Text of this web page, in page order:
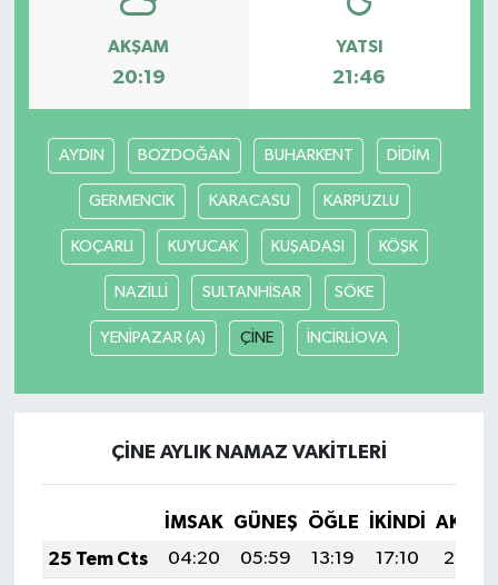
AKŞAM
20:19
YATSI
21:46
AYDIN BOZDOĞAN BUHARKENT DİDİM
GERMENCİK KARACASU KARPUZLU
KOÇARLI KUYUCAK KUŞADASI KÖŞK
NAZİLLİ SULTANHİSAR SÖKE
YENİPAZAR (A) ÇİNE İNCİRLİOVA
ÇİNE AYLIK NAMAZ VAKITLERI
İMSAK GÜNEŞ ÖĞLE İKINDI
25 Tem Cts
04:20 05:59 13:19 17:10
20:30